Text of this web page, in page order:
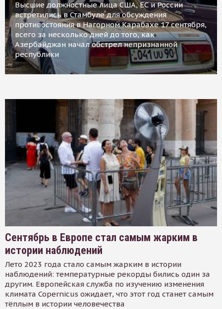
Высшие должностные лица США, ЕС и России
встретились в Стамбуле для обсуждения
противостояния в Нагорном Карабахе 17 сентября,
всего за несколько дней до того, как
Азербайджан начал обстрел непризнанной
республики
Сентябрь в Европе стал самым жарким в
истории наблюдений
Лето 2023 года стало самым жарким в истории
наблюдений: температурные рекорды бились один за
другим. Европейская служба по изучению изменения
климата Copernicus ожидает, что этот год станет самым
тёплым в истории человечества